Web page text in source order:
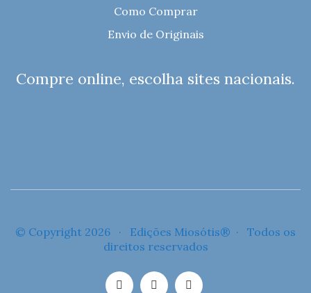
Como Comprar
Envio de Originais
Compre online, escolha sites nacionais.
© Copyright 2026 · Edições Miosótis® · Todos os
direitos reservados